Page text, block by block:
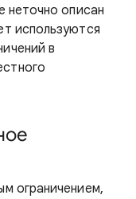
неточно описан
используются
в
ограничением,